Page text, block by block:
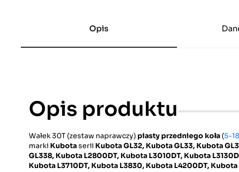
Opis
Opis produktu
Wałek 30T (zestaw naprawczy) piasty przedniego koła (5-
marki Kubotaserii Kubota GL32, Kubota GL33, Kubota
GL338, Kubota L2800DT, Kubota L3010DT, Kubota
Kubota L3710DT, Kubota L3830, Kubota L4200DT,